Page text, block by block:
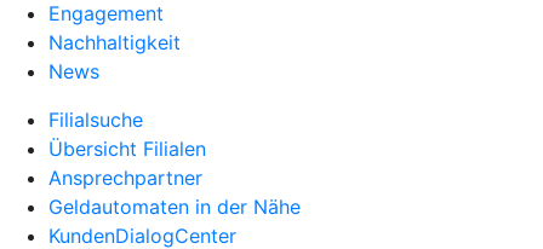
Engagement
Nachhaltigkeit
News
Filialsuche
Übersicht Filialen
Ansprechpartner
Geldautomaten in der Nähe
KundenDialogCenter